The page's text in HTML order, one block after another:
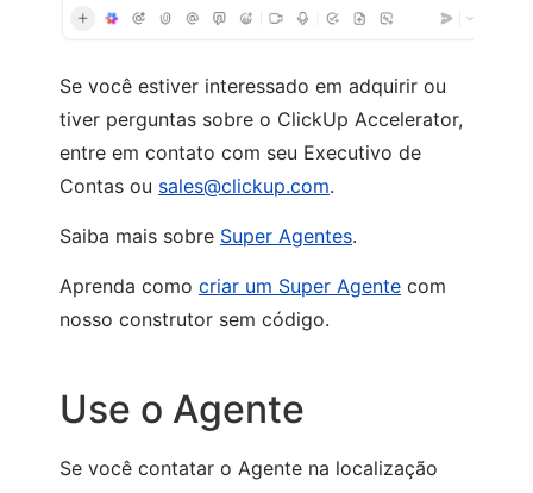
Se você estiver interessado em adquirir ou
tiver perguntas sobre o ClickUp Accelerator,
entre em contato com seu Executivo de
Contas ou sales@clickup.com.
Saiba mais sobre Super Agentes.
Aprenda como criar um Super Agente com
nosso construtor sem código.
Use o Agente
Se você contatar o Agente na localização